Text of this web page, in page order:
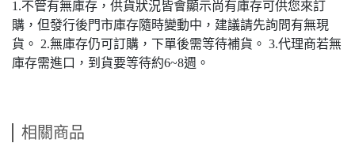
1.不管有無庫存，供貨狀況皆會顯示尚有庫存可供您來訂
購，但發行後門市庫存隨時變動中，建議請先詢問有無現
貨。 2.無庫存仍可訂購，下單後需等待補貨。 3.代理商若無
庫存需進口，到貨要等待約6~8週。
相關商品